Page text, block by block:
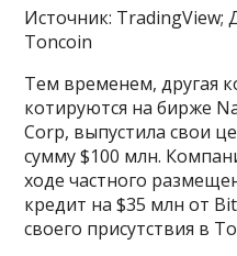
Источник: TradingView;
Toncoin
Тем временем, другая
котируются на бирже
Corp, выпустила свои
сумму $100 млн.
ходе частного
кредит на $35 млн от
своего присутствия в